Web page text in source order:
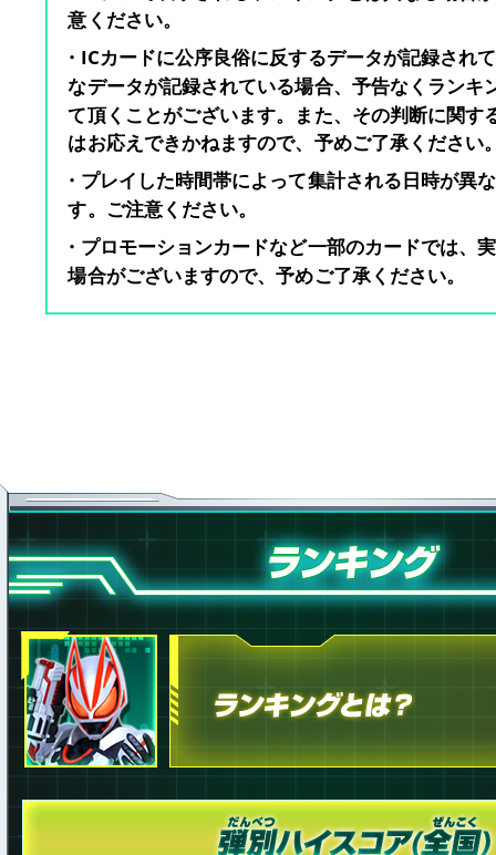
意ください。
・ICカードに公序良俗に反するデータが記録され
なデータが記録されている場合、予告なくランキ
て頂くことがございます。また、その判断に関す
はお応えできかねますので、予めご了承ください
・プレイした時間帯によって集計される日時が異
す。ご注意ください。
・プロモーションカードなど一部のカードでは、
場合がございますので、予めご了承ください。